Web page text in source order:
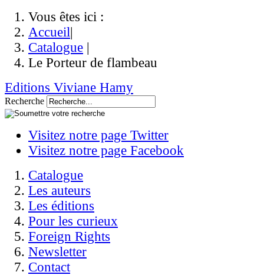
Vous êtes ici :
Accueil|
Catalogue |
Le Porteur de flambeau
Editions Viviane Hamy
Recherche
Visitez notre page Twitter
Visitez notre page Facebook
Catalogue
Les auteurs
Les éditions
Pour les curieux
Foreign Rights
Newsletter
Contact